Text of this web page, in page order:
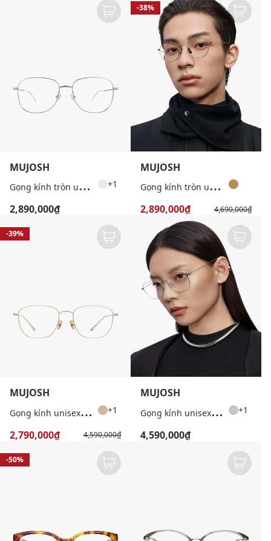
MUJOSH
G
ọng kính tròn unisex dáng mảnh cao cấp +1
2,890,000₫
-38%
MUJOSH
G
ọng kính tròn unisex bản mảnh
2,890,000₫ 4,690,000₫
-39%
MUJOSH
G
ọng kính unisex chữ nhật bản mảnh +1
2,790,000₫ 4,590,000₫
MUJOSH
G
ọng kính unisex chữ nhật bản mảnh +1
4,590,000₫
-50%